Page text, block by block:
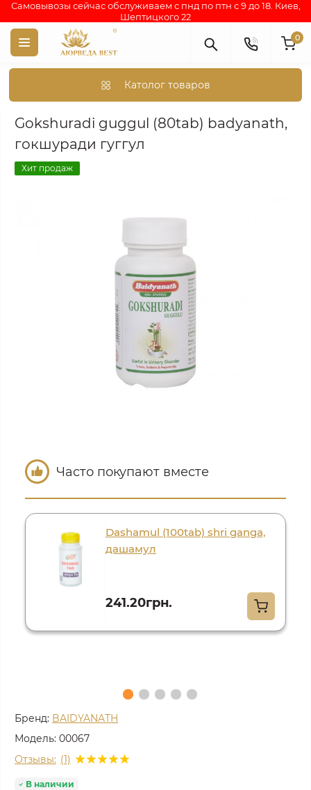
Самовывозы сейчас обслуживаем с пнд по птн с 9 до 18. Киев,
Шептицкого 22
0
Католог товаров
Аюрведа каталог индийских товаров АЮРВЕДИЧЕСКИЕ
Gokshuradi guggul (80tab) badyanath,
гокшуради гуггул
Хит продаж
Часто покупают вместе
Dashamul (100tab) shri ganga,
дашамул
241.20грн.
Бренд: BAIDYANATH
Модель: 00067
Отзывы: (1)
В наличии